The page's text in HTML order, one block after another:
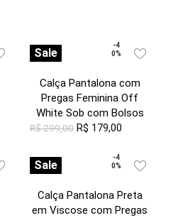
Sale
-4
0%
Calça Pantalona com
Pregas Feminina Off
White Sob com Bolsos
R$299,00 R$ 179,00
Sale
-4
0%
Calça Pantalona Preta
em Viscose com Pregas